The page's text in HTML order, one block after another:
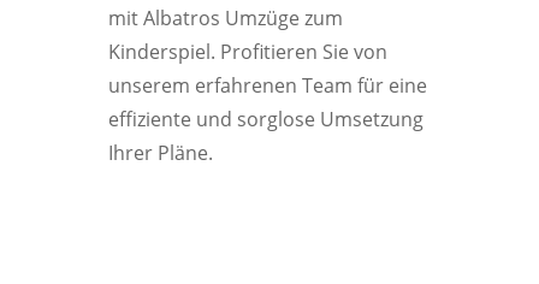
mit Albatros Umzüge zum
Kinderspiel. Profitieren Sie von
unserem erfahrenen Team für eine
effiziente und sorglose Umsetzung
Ihrer Pläne.